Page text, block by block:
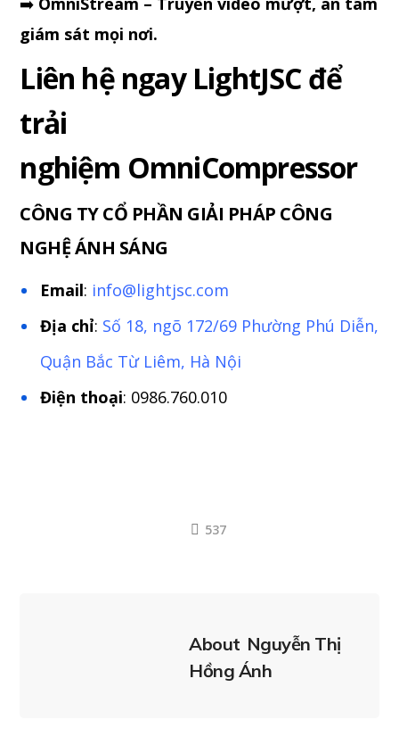
giám sát mọi nơi.
Liên hệ ngay LightJSC để
trải
nghiệm OmniCompressor
CÔNG TY CỔ PHẦN GIẢI PHÁP CÔNG
NGHỆ ÁNH SÁNG
Email: info@lightjsc.com
Địa chỉ: Số 18, ngõ 172/69 Phường Phú Diễn,
Quận Bắc Từ Liêm, Hà Nội
Điện thoại: 0986.760.010
537
About Nguyễn Thị
Hồng Ánh